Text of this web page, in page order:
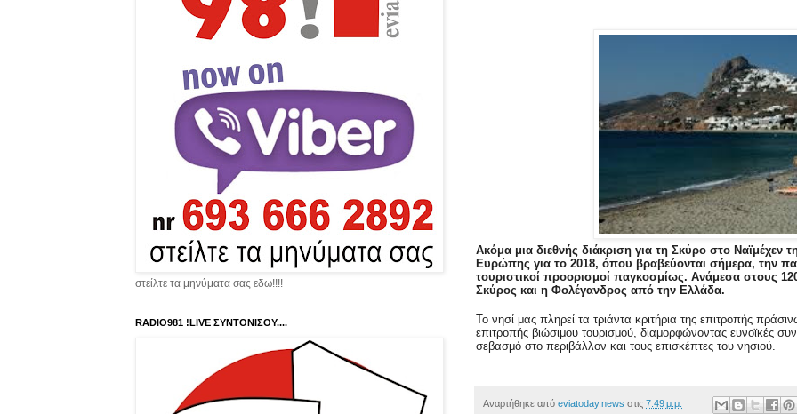
Ακόμα μια διεθνής διάκριση για τη Σκύρο στο
Ευρώπης για το 2018, όπου βραβεύονται σήμερα, την
τουριστικοί προορισμοί παγκοσμίως. Ανάμεσα στους
Σκύρος και η Φολέγανδρος από την Ελλάδα.
Το νησί μας πληρεί τα τριάντα κριτήρια της επιτροπής
επιτροπής βιώσιμου τουρισμού, διαμορφώνοντας ευνοϊκές
σεβασμό στο περιβάλλον και τους επισκέπτες του νησιού.
Αναρτήθηκε από eviatoday.news στις 7:49 μ.μ.
στείλτε τα μηνύματα σας εδω!!!!
RADIO981 !LIVE ΣΥΝΤΟΝΙΣΟΥ....